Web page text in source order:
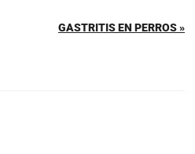
GASTRITIS EN PERROS »